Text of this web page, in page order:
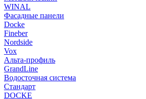
WINAL
Фасадные панели
Docke
Fineber
Nordside
Vox
Альта-профиль
GrandLine
Водосточная система
Стандарт
DOCKE